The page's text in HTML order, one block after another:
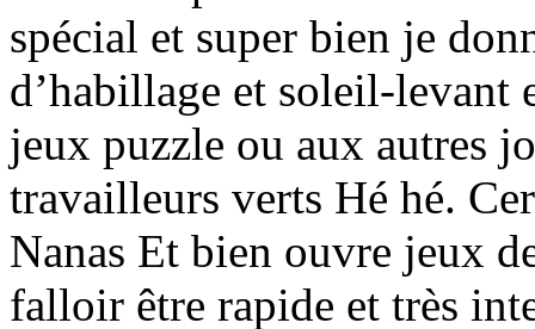
spécial et super bien je
d’habillage et soleil-levant
jeux puzzle ou aux autres
travailleurs verts Hé hé.
Nanas Et bien ouvre jeux
falloir être rapide et très